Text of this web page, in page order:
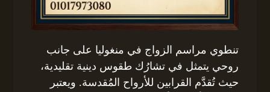
تنطوي مراسم الزواج في منغوليا على جانب
روحي يتمثل في تشارُك طقوس دينية تقليدية،
حيث تُقدَّم القرابين للأرواح المُقدسة. ويعتبر